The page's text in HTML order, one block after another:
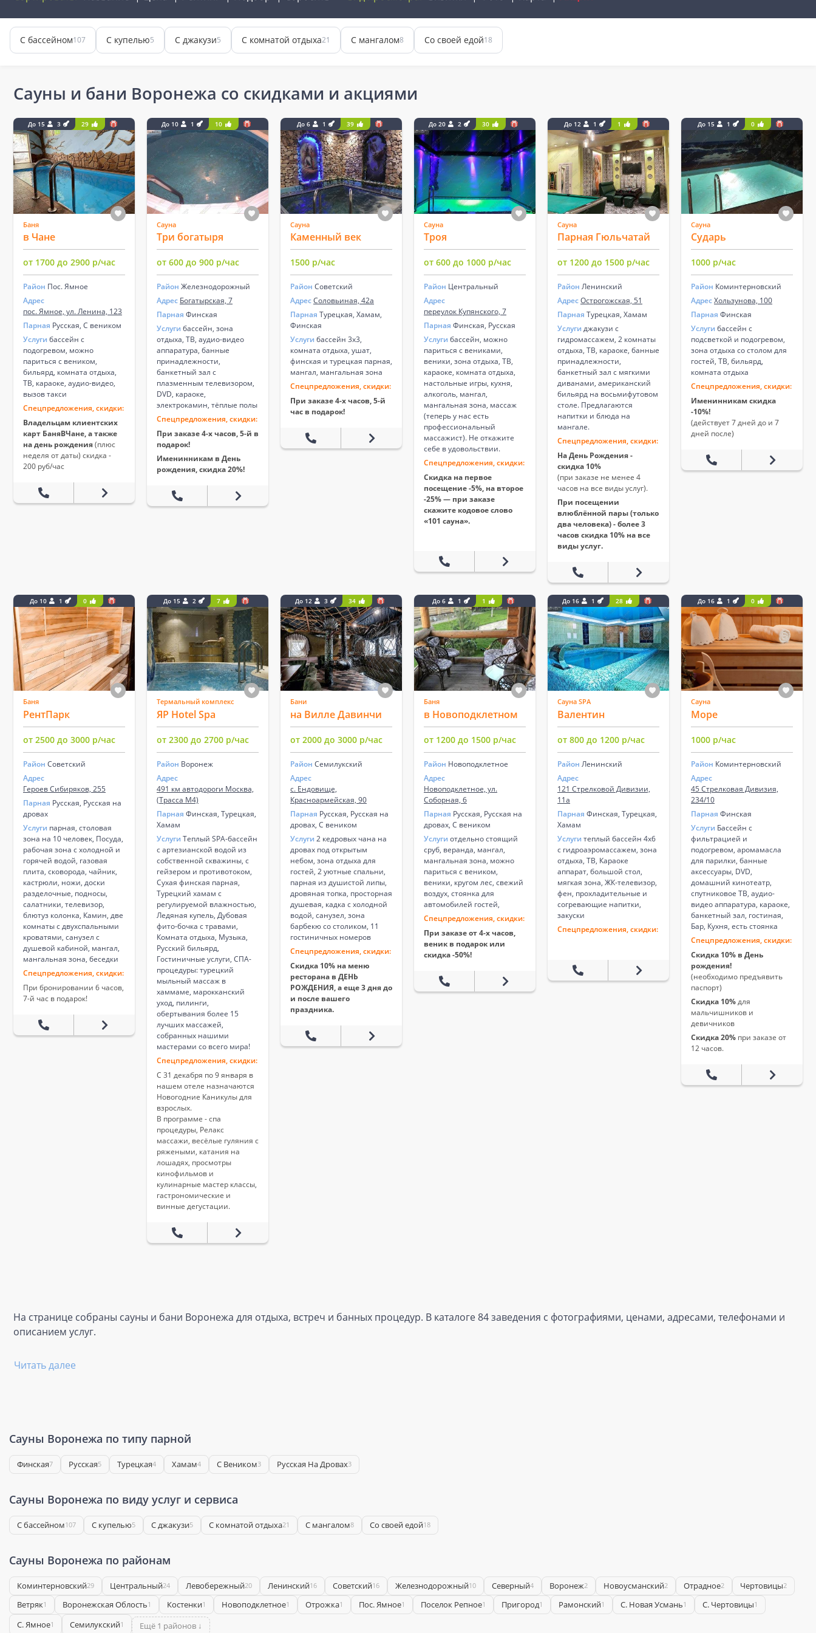
С бассейном107 С купелью5 С джакузи5 С комнатой отдыха21 С мангалом8 Со своей едой18
Сауны и бани Воронежа со скидками и акциями
До 15 3 29
Баня
в Чане
от 1700 до 2900 р/час
Район Пос. Ямное
Адрес
пос. Ямное, ул. Ленина, 123
Парная Русская, С веником
Услуги бассейн с
подогревом, можно
париться с веником,
бильярд, комната отдыха,
ТВ, караоке, аудио-видео,
вызов такси
Спецпредложения, скидки:
Владельцам клиентских
карт БаняВЧане, а также
на день рождения(плюс
неделя от даты) скидка -
200 руб/час
До 10 1 10
Сауна
Три богатыря
от 600 до 900 р/час
Район Железнодорожный
Адрес Богатырская, 7
Парная Финская
Услуги бассейн, зона
отдыха, ТВ, аудио-видео
аппаратура, банные
принадлежности,
банкетный зал с
плазменным телевизором,
DVD, караоке,
электрокамин, тёплые полы
Спецпредложения, скидки:
При заказе 4-х часов, 5-й в
подарок!
Именинникам в День
рождения, скидка 20%!
До 6 1 39
Сауна
Каменный век
1500 р/час
Район Советский
АдресСоловьиная, 42а
Парная Турецкая, Хамам,
Финская
Услуги бассейн 3х3,
комната отдыха, ушат,
финская и турецкая парная,
мангал, мангальная зона
Спецпредложения, скидки:
При заказе 4-х часов, 5-й
час в подарок!
До 20 2 30
Сауна
Троя
от 600 до 1000 р/час
Район Центральный
Адрес
переулок Купянского, 7
Парная Финская, Русская
Услуги бассейн, можно
париться с вениками,
веники, зона отдыха, ТВ,
караоке, комната отдыха,
настольные игры, кухня,
алкоголь, мангал,
мангальная зона, массаж
(теперь у нас есть
профессиональный
массажист). Не откажите
себе в удовольствии.
Спецпредложения, скидки:
Скидка на первое
посещение -5%, на второе
-25% — при заказе
скажите кодовое слово
«101 сауна».
До 12 1 1
Сауна
Парная Гюльчатай
от 1200 до 1500 р/час
Район Ленинский
АдресОстрогожская, 51
Парная Турецкая, Хамам
Услуги джакузи с
гидромассажем, 2 комнаты
отдыха, ТВ, караоке, банные
принадлежности,
банкетный зал с мягкими
диванами, американский
бильярд на восьмифутовом
столе. Предлагаются
напитки и блюда на
мангале.
Спецпредложения, скидки:
На День Рождения -
скидка 10%
(при заказе не менее 4
часов на все виды услуг).
При посещении
влюблённой пары (только
два человека) - более 3
часов скидка 10% на все
виды услуг.
До 15 1 0
Сауна
Сударь
1000 р/час
Район Коминтерновский
АдресХользунова, 100
Парная Финская
Услуги бассейн с
подсветкой и подогревом,
зона отдыха со столом для
гостей, ТВ, бильярд,
комната отдыха
Спецпредложения, скидки:
Именинникам скидка
-10%!
(действует 7 дней до и 7
дней после)
До 10 1 0
Баня
РентПарк
от 2500 до 3000 р/час
Район Советский
Адрес
Героев Сибиряков, 255
Парная Русская, Русская на
дровах
Услуги парная, столовая
зона на 10 человек, Посуда,
рабочая зона с холодной и
горячей водой, газовая
плита, сковорода, чайник,
кастрюли, ножи, доски
разделочные, подносы,
салатники, телевизор,
блютуз колонка, Камин, две
комнаты с двухспальными
кроватями, санузел с
душевой кабиной, мангал,
мангальная зона, беседки
Спецпредложения, скидки:
При бронировании 6 часов,
7-й час в подарок!
До 15 2 7
Термальный комплекс
ЯР Hotel Spa
от 2300 до 2700 р/час
Район Воронеж
Адрес
491 км автодороги Москва,
(Трасса М4)
Парная Финская, Турецкая,
Хамам
Услуги Теплый SPA-бассейн
с артезианской водой из
собственной скважины, с
гейзером и противотоком,
Сухая финская парная,
Турецкий хамам с
регулируемой влажностью,
Ледяная купель, Дубовая
фито-бочка с травами,
Комната отдыха, Музыка,
Русский бильярд,
Гостиничные услуги, СПА-
процедуры: турецкий
мыльный массаж в
хаммаме, марокканский
уход, пилинги,
обертывания более 15
лучших массажей,
собранных нашими
мастерами со всего мира!
Спецпредложения, скидки:
С 31 декабря по 9 января в
нашем отеле назначаются
Новогодние Каникулы для
взрослых.
В программе - спа
процедуры, Релакс
массажи, весёлые гуляния с
ряжеными, катания на
лошадях, просмотры
кинофильмов и
кулинарные мастер классы,
гастрономические и
винные дегустации.
До 12 3 34
Бани
на Вилле Давинчи
от 2000 до 3000 р/час
Район Семилукский
Адрес
с. Ендовище,
Красноармейская, 90
Парная Русская, Русская на
дровах, С веником
Услуги 2 кедровых чана на
дровах под открытым
небом, зона отдыха для
гостей, 2 уютные спальни,
парная из душистой липы,
дровяная топка, просторная
душевая, кадка с холодной
водой, санузел, зона
барбекю со столиком, 11
гостиничных номеров
Спецпредложения, скидки:
Скидка 10% на меню
ресторана в ДЕНЬ
РОЖДЕНИЯ, а еще 3 дня до
и после вашего
праздника.
До 6 1 1
Баня
в Новоподклетном
от 1200 до 1500 р/час
Район Новоподклетное
Адрес
Новоподклетное, ул.
Соборная, 6
Парная Русская, Русская на
дровах, С веником
Услуги отдельно стоящий
сруб, веранда, мангал,
мангальная зона, можно
париться с веником,
веники, кругом лес, свежий
воздух, стоянка для
автомобилей гостей,
Спецпредложения, скидки:
При заказе от 4-х часов,
веник в подарок или
скидка -50%!
До 16 1 28
Сауна SPA
Валентин
от 800 до 1200 р/час
Район Ленинский
Адрес
121 Стрелковой Дивизии,
11а
Парная Финская, Турецкая,
Хамам
Услуги теплый бассейн 4х6
с гидроаэромассажем, зона
отдыха, ТВ, Караоке
аппарат, большой стол,
мягкая зона, ЖК-телевизор,
фен, прохладительные и
согревающие напитки,
закуски
Спецпредложения, скидки:
До 16 1 0
Сауна
Море
1000 р/час
Район Коминтерновский
Адрес
45 Стрелковая Дивизия,
234/10
Парная Финская
Услуги Бассейн с
фильтрацией и
подогревом, аромамасла
для парилки, банные
аксессуары, DVD,
домашний кинотеатр,
спутниковое ТВ, аудио-
видео аппаратура, караоке,
банкетный зал, гостиная,
Бар, Кухня, есть стоянка
Спецпредложения, скидки:
Скидка 10% в День
рождения!
(необходимо предъявить
паспорт)
Скидка 10%для
мальчишников и
девичников
Скидка 20% при заказе от
12 часов.
На странице собраны сауны и бани Воронежа для отдыха, встреч и банных процедур. В каталоге 84 заведения с фотографиями, ценами, адресами, телефонами и
описанием услуг.
Читать далее
Сауны Воронежа по типу парной
Финская7 Русская5 Турецкая4 Хамам4 С Веником3 Русская На Дровах3
Сауны Воронежа по виду услуг и сервиса
С бассейном107 С купелью5 С джакузи5 С комнатой отдыха21 С мангалом8 Со своей едой18
Сауны Воронежа по районам
Коминтерновский29 Центральный24 Левобережный20 Ленинский16 Советский16 Железнодорожный10 Северный4 Воронеж2 Новоусманский2 Отрадное2 Чертовицы2
Ветряк1 Воронежская Облость1 Костенки1 Новоподклетное1 Отрожка1 Пос. Ямное1 Поселок Репное1 Пригород1 Рамонский1 С. Новая Усмань1 С. Чертовицы1
С. Ямное1 Семилукский1 Ещё 1 районов ↓